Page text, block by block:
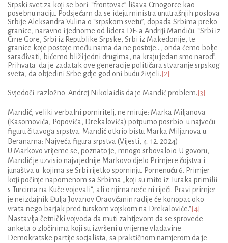
Srpski svetza koji se bori “frontovac” lišava Crnogorce kao
posebnu naciju. Podsjećam da se ideju ministra unutrašnjih poslova
Srbije Aleksandra Vulina o “srpskom svetu”, dopada Srbima preko
granice, naravno i jednome od lidera DF-a Andriji Mandiću. “Srbi iz
Crne Gore, Srbi iz Republike Srpske, Srbi iz Makedonije, te
granice koje postoje među nama da ne postoje…, onda ćemo bolje
sarađivati, bićemo bliži jedni drugima, na kraju jedan smo narod”.
Prihvata da je zadatak ove generacije političara stvaranje srpskog
sveta, da objedini Srbe gdje god oni budu živjeli. [2]
Svjedoči razložno Andrej Nikolaidis da je Mandić problem. [3]
Mandić, veliki verbalni pomiritelj, ne miruje: Marka Miljanova
(Kasomovića, Popovića, Drekalovića) potpumo posrbio u najveću
figuru čitavoga srpstva. Mandić otkrio bistu Marka Miljanova u
Beranama: Najveća figura srpstva (Vijesti, 4. 12. 2024)
U Markovo vrijeme se, poznato je, mnogo srbovaloio. U govoru,
Mandić je uzvisio najvrjednije Markovo djelo Primjere čojstva i
junaštva u kojima se Srbi rijetko spominju. Pomenuću 6. Primjer
koji počinje napomenom sa Srbima „koji su mito iz Turaka primilii
s Turcima na Kuče vojevali“, ali o njima neće ni riječi. Pravi primjer
je neizdajnik Đulja Jovanov Oraovčanin radije će konopac oko
vrata nego barjak pred turskom vojskom na Drekaloviće.“[4]
Nastavlja četnički vojvoda da muti zahtjevom da se sprovede
anketa o zločinima koji su izvršeni u vrijeme vladavine
Demokratske partije socjalista, sa praktičnom namjerom da je